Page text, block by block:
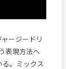
ージードリ
表現方法へ
。ミックス